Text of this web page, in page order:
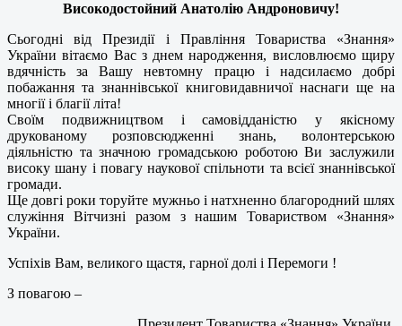
Високодостойний Анатолію Андроновичу!
Сьогодні від Президії і Правління Товариства «Знання»
України вітаємо Вас з днем народження, висловлюємо щиру
вдячність за Вашу невтомну працю і надсилаємо добрі
побажання та знаннівської книговидавничої наснаги ще на
многії і благії літа!
Своїм подвижництвом і самовідданістю у якісному
друкованому розповсюдженні знань, волонтерською
діяльністю та значною громадською роботою Ви заслужили
високу шану і повагу наукової спільноти та всієї знаннівської
громади.
Ще довгі роки торуйте мужньо і натхненно благородний шлях
служіння Вітчизні разом з нашим Товариством «Знання»
України.
Успіхів Вам, великого щастя, гарної долі і Перемоги !
З повагою –